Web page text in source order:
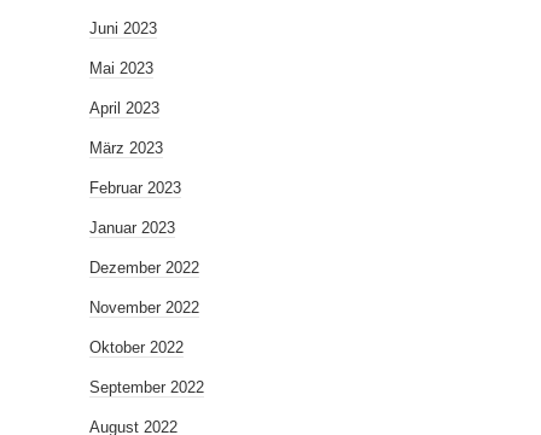
Juni 2023
Mai 2023
April 2023
März 2023
Februar 2023
Januar 2023
Dezember 2022
November 2022
Oktober 2022
September 2022
August 2022